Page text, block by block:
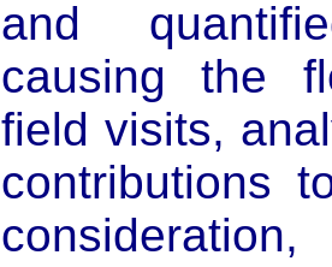
and
causing the
field visits,
contributions